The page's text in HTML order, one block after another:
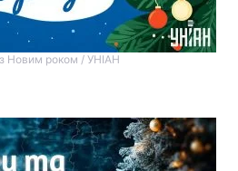
Новим роком / УНІАН